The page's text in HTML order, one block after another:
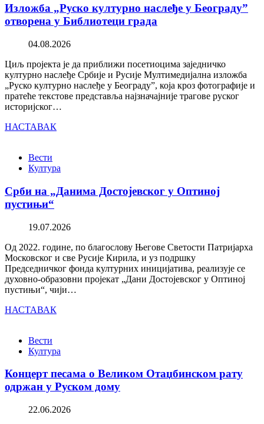
Изложба „Руско културно наслеђе у Београду”
отворена у Библиотеци града
04.08.2026
Циљ пројекта је да приближи посетиоцима заједничко
културно наслеђе Србије и Русије Мултимедијална изложба
„Руско културно наслеђе у Београду”, која кроз фотографије и
пратеће текстове представља најзначајније трагове руског
историјског…
НАСТАВАК
Вести
Култура
Срби на „Данима Достојевског у Оптиној
пустињи“
19.07.2026
Од 2022. године, по благослову Његове Светости Патријарха
Московског и све Русије Кирила, и уз подршку
Председничког фонда културних иницијатива, реализује се
духовно-образовни пројекат „Дани Достојевског у Оптиној
пустињи“, чији…
НАСТАВАК
Вести
Култура
Концерт песама о Великом Отаџбинском рату
одржан у Руском дому
22.06.2026